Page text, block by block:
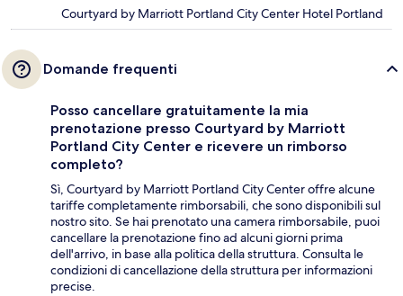
Courtyard by Marriott Portland City Center Hotel Portland
Domande frequenti
Posso cancellare gratuitamente la mia
prenotazione presso Courtyard by Marriott
Portland City Center e ricevere un rimborso
completo?
Sì, Courtyard by Marriott Portland City Center offre alcune
tariffe completamente rimborsabili, che sono disponibili sul
nostro sito. Se hai prenotato una camera rimborsabile, puoi
cancellare la prenotazione fino ad alcuni giorni prima
dell'arrivo, in base alla politica della struttura. Consulta le
condizioni di cancellazione della struttura per informazioni
precise.